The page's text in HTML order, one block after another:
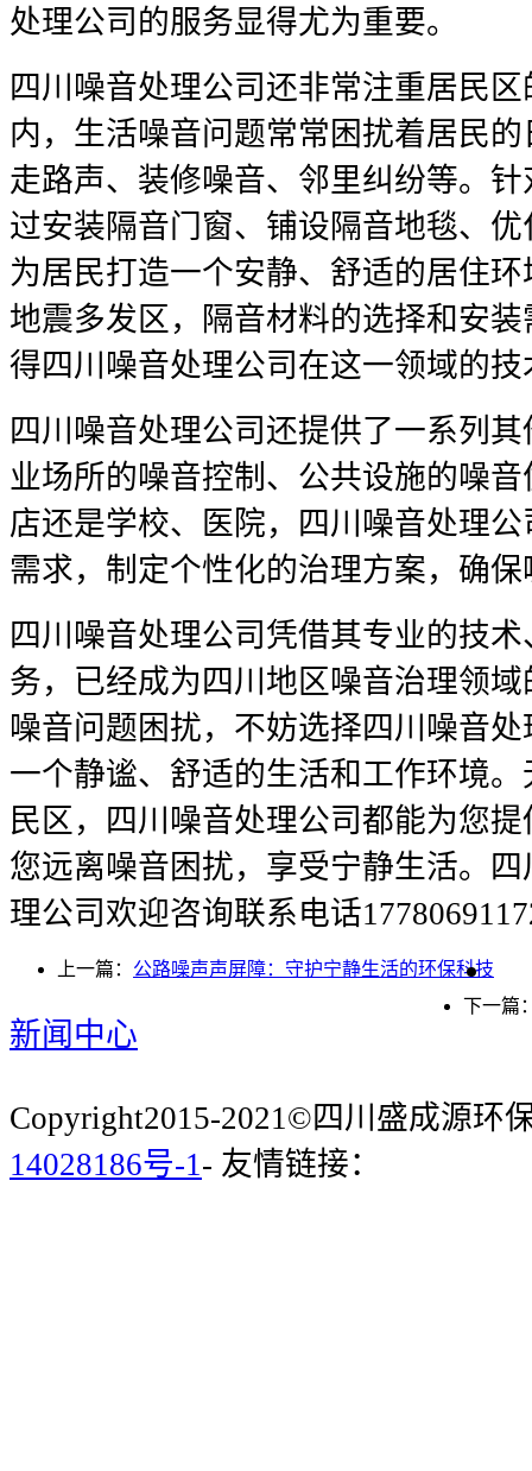
处理公司的服务显得尤为重要。
四川噪音处理公司还非常注重居民
内，生活噪音问题常常困扰着居民
走路声、装修噪音、邻里纠纷等。
过安装隔音门窗、铺设隔音地毯、
为居民打造一个安静、舒适的居住
地震多发区，隔音材料的选择和安
得四川噪音处理公司在这一领域的
四川噪音处理公司还提供了一系列
业场所的噪音控制、公共设施的噪
店还是学校、医院，四川噪音处理
需求，制定个性化的治理方案，确
四川噪音处理公司凭借其专业的技
务，已经成为四川地区噪音治理领
噪音问题困扰，不妨选择四川噪音
一个静谧、舒适的生活和工作环境
民区，四川噪音处理公司都能为您
您远离噪音困扰，享受宁静生活。
理公司欢迎咨询联系电话
上一篇： 公路噪声声屏障：守护宁静生活的环保科技
下一篇
新闻中心
Copyright2015-2021©四川盛成源环
14028186号-1 - 友情链接：